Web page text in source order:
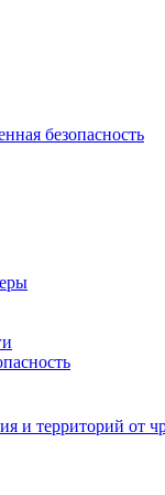
безопасность
и территорий от